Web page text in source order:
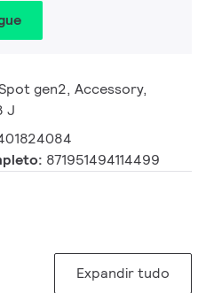
gen2, Accessory,
J
871951494114499
Expandir tudo